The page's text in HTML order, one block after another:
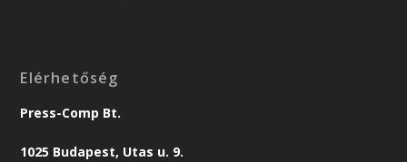
Elérhetőség
Press-Comp Bt.
1025 Budapest, Utas u. 9.